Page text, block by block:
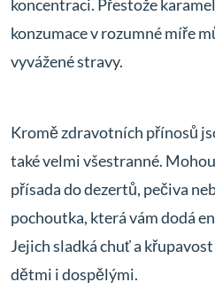
koncentraci. Přestože
konzumace v rozumné míře
vyvážené stravy.
Kromě zdravotních přínosů
také velmi všestranné.
přísada do dezertů, pečiva
pochoutka, která vám dodá
Jejich sladká chuť a
dětmi i dospělými.